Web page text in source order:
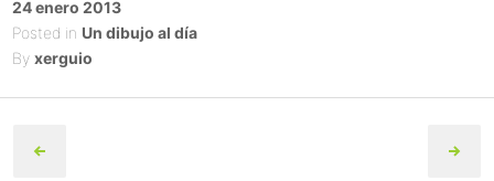
Posted
on
24 enero 2013
Posted in Un dibujo al día
By xerguio
navigation